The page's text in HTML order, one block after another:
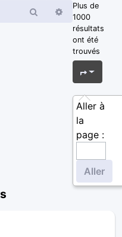
Rechercher
Recherche
avancée
Plus de
1000
résultats
ont été
trouvés
Page
Aller à
la
page :